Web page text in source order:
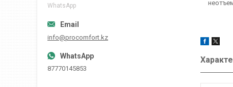
WhatsApp
info@procomfort.kz
87770145853